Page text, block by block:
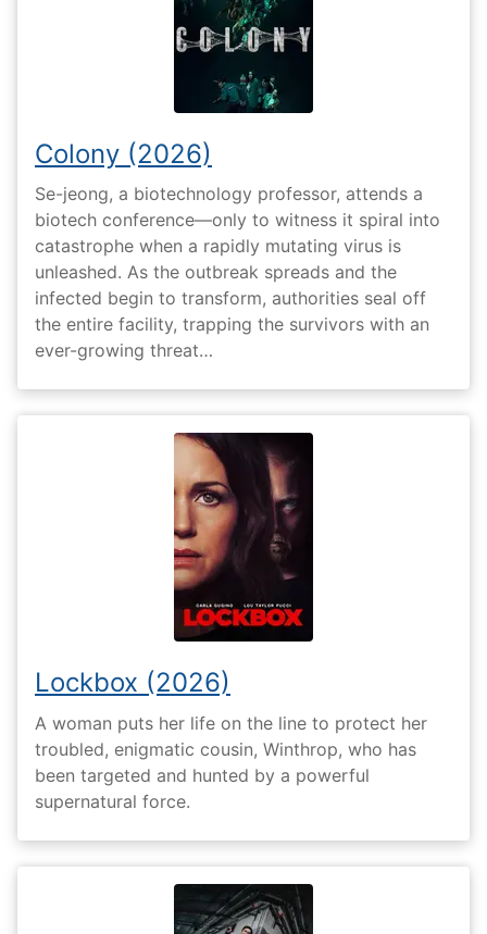
Colony (2026)
Se-jeong, a biotechnology professor, attends a
biotech conference—only to witness it spiral into
catastrophe when a rapidly mutating virus is
unleashed. As the outbreak spreads and the
infected begin to transform, authorities seal off
the entire facility, trapping the survivors with an
ever-growing threat…
Lockbox (2026)
A woman puts her life on the line to protect her
troubled, enigmatic cousin, Winthrop, who has
been targeted and hunted by a powerful
supernatural force.